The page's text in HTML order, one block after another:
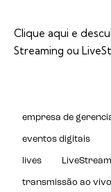
Clique aqui e
Streaming ou
empresa de
eventos digitais
lives LiveStream
transmissão ao vivo